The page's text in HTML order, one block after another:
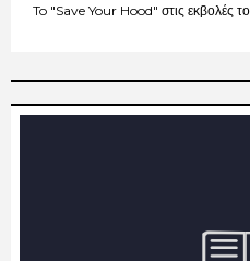
To "Save Your Hood" στις εκβολές